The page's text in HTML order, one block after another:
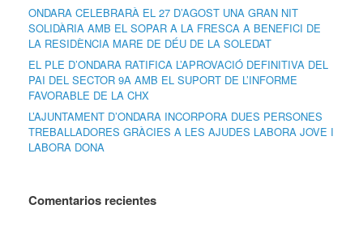
ONDARA CELEBRARÀ EL 27 D’AGOST UNA GRAN NIT
SOLIDÀRIA AMB EL SOPAR A LA FRESCA A BENEFICI DE
LA RESIDÈNCIA MARE DE DÉU DE LA SOLEDAT
EL PLE D’ONDARA RATIFICA L’APROVACIÓ DEFINITIVA DEL
PAI DEL SECTOR 9A AMB EL SUPORT DE L’INFORME
FAVORABLE DE LA CHX
L’AJUNTAMENT D’ONDARA INCORPORA DUES PERSONES
TREBALLADORES GRÀCIES A LES AJUDES LABORA JOVE I
LABORA DONA
Comentarios recientes